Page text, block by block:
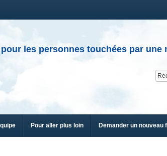
les personnes touchées par une
Pour aller plus loin Demander un nouveau